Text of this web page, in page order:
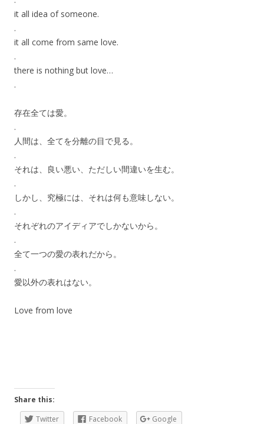
it all idea of someone.
.
it all come from same love.
.
there is nothing but love…
.
存在全ては愛。
.
人間は、全てを分離の目で見る。
.
それは、良い悪い、ただしい間違いを生む。
.
しかし、究極には、それは何も意味しない。
.
それぞれのアイディアでしかないから。
.
全て一つの愛の表れだから。
.
愛以外の表れはない。
Love from love
Share this:
Twitter
Facebook Google